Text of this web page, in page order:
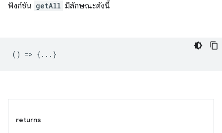
ฟังก์ชัน getAll มีลักษณะดังนี้
() => {...}
returns